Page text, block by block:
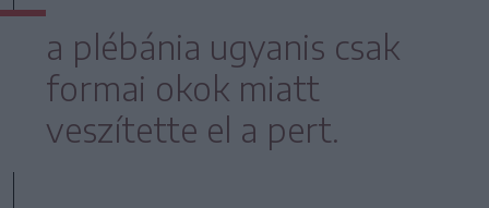
a plébánia ugyanis csak
formai okok miatt
veszítette el a pert.